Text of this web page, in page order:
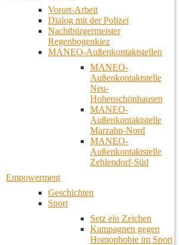
Vorort-Arbeit
Dialog mit der Polizei
Nachtbürgermeister
Regenbogenkiez
MANEO-Außenkontaktstellen
MANEO-
Außenkontaktstelle
Neu-
Hohenschönhausen
MANEO-
Außenkontaktstelle
Marzahn-Nord
MANEO-
Außenkontaktstelle
Zehlendorf-Süd
Empowerment
Geschichten
Sport
Setz ein Zeichen
Kampagnen gegen
Homophobie im Sport